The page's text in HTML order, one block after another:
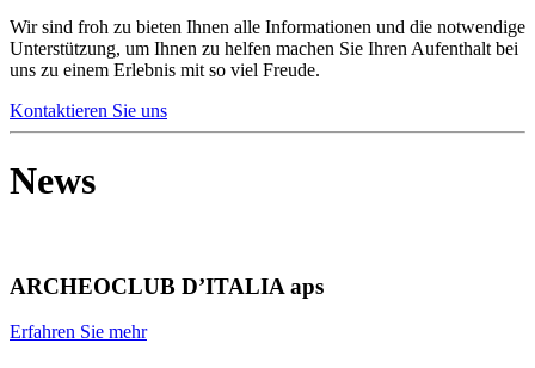
Wir sind froh zu bieten Ihnen alle Informationen und die notwendige
Unterstützung, um Ihnen zu helfen machen Sie Ihren Aufenthalt bei
uns zu einem Erlebnis mit so viel Freude.
Kontaktieren Sie uns
News
ARCHEOCLUB D’ITALIA aps
Erfahren Sie mehr